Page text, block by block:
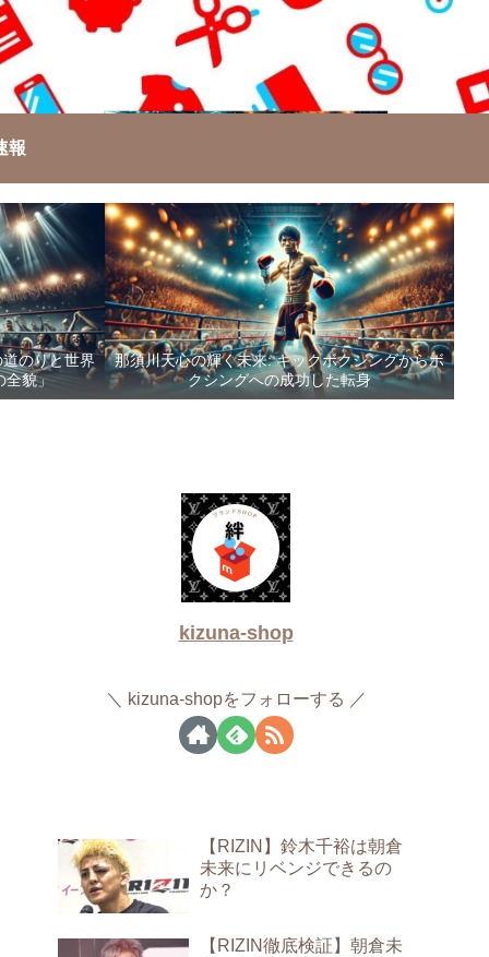
報
のりと世界
全貌」
那須川天心の輝く未来: キックボクシングからボ
クシングへの成功した転身
kizuna-shop
kizuna-shopをフォローする
【RIZIN】鈴木千裕は朝倉
未来にリベンジできるの
か？
【RIZIN徹底検証】朝倉未